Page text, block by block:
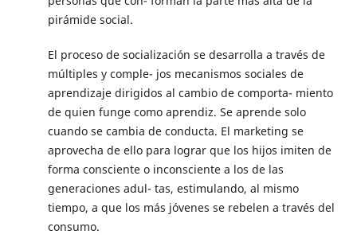
pirámide social.
El proceso de socialización se desarrolla a través de
múltiples y comple- jos mecanismos sociales de
aprendizaje dirigidos al cambio de comporta- miento
de quien funge como aprendiz. Se aprende solo
cuando se cambia de conducta. El marketing se
aprovecha de ello para lograr que los hijos imiten de
forma consciente o inconsciente a los de las
generaciones adul- tas, estimulando, al mismo
tiempo, a que los más jóvenes se rebelen a través del
consumo.